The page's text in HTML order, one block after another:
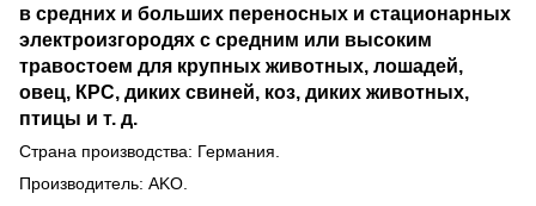
в средних и больших переносных и стационарных
электроизгородях с средним или высоким
травостоем для крупных животных, лошадей,
овец, КРС, диких свиней, коз, диких животных,
птицы и т. д.
Страна производства: Германия.
Производитель: AKO.